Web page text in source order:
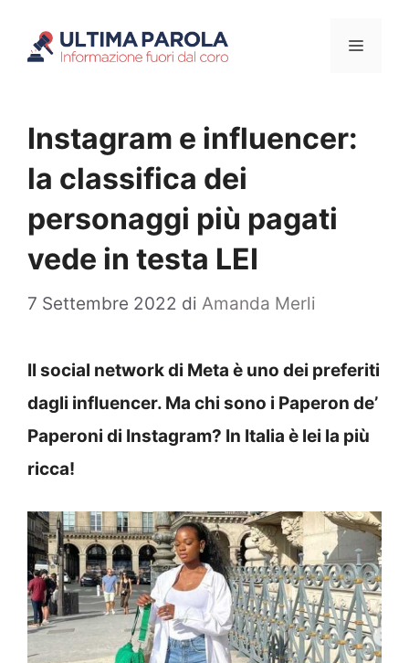
Menu
Instagram e influencer:
la classifica dei
personaggi più pagati
vede in testa LEI
7 Settembre 2022 di Amanda Merli
Il social network di Meta è uno dei preferiti
dagli influencer. Ma chi sono i Paperon de’
Paperoni di Instagram? In Italia è lei la più
ricca!